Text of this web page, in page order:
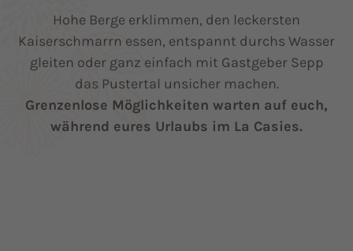
Hohe Berge erklimmen, den leckersten
Kaiserschmarrn essen, entspannt durchs Wasser
gleiten oder ganz einfach mit Gastgeber Sepp
das Pustertal unsicher machen.
Grenzenlose Möglichkeiten warten auf euch,
während eures Urlaubs im La Casies.